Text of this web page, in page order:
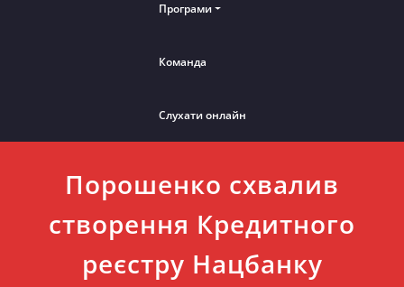
Програми
Команда
Слухати онлайн
Порошенко схвалив
створення Кредитного
реєстру Нацбанку